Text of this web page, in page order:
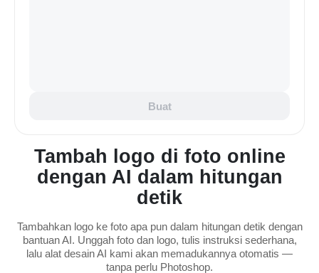
Tambah logo di foto online
dengan AI dalam hitungan
detik
Tambahkan logo ke foto apa pun dalam hitungan detik dengan
bantuan AI. Unggah foto dan logo, tulis instruksi sederhana,
lalu alat desain AI kami akan memadukannya otomatis —
tanpa perlu Photoshop.
Buat